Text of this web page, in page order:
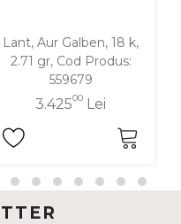
Lant, Aur Galben, 18 k,
2.71 gr, Cod Produs:
559679
3.42500 Lei